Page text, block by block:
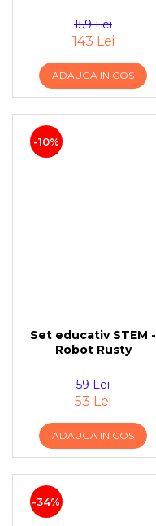
159 Lei
143 Lei
ADAUGA IN COS
-10%
Set educativ STEM -
Robot Rusty
59 Lei
53 Lei
ADAUGA IN COS
-34%